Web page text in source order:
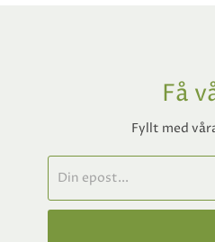
Få
Fyllt med